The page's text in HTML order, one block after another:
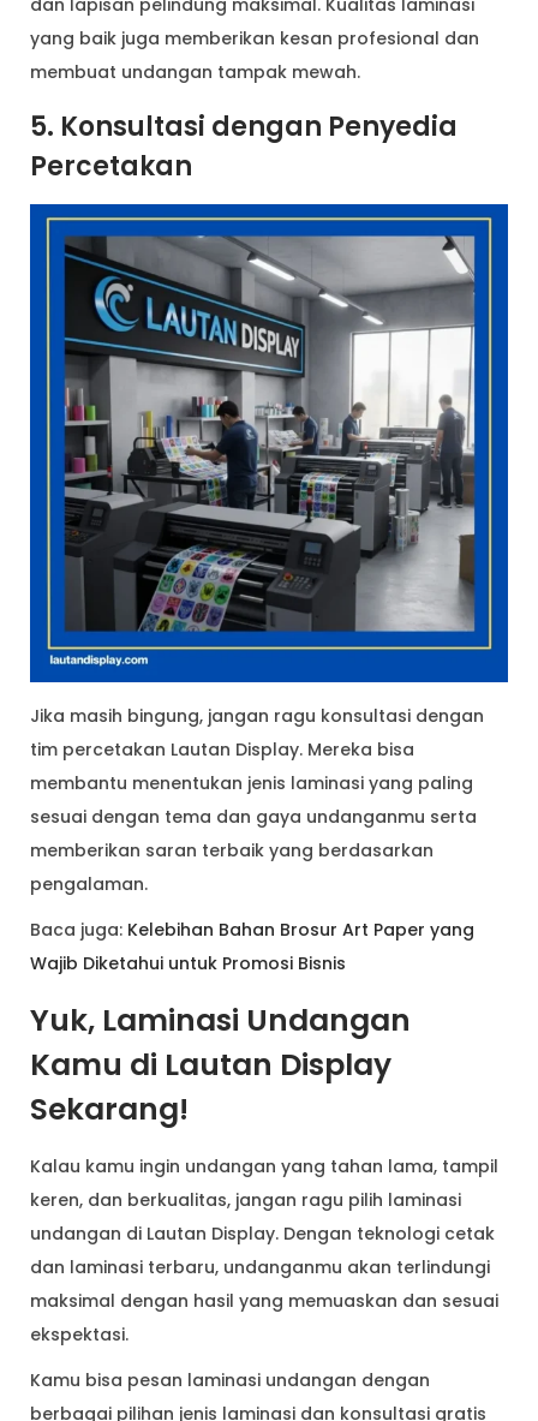
dan lapisan pelindung maksimal. Kualitas laminasi
yang baik juga memberikan kesan profesional dan
membuat undangan tampak mewah.
5. Konsultasi dengan Penyedia
Percetakan
Jika masih bingung, jangan ragu konsultasi dengan
tim percetakan Lautan Display. Mereka bisa
membantu menentukan jenis laminasi yang paling
sesuai dengan tema dan gaya undanganmu serta
memberikan saran terbaik yang berdasarkan
pengalaman.
Baca juga: Kelebihan Bahan Brosur Art Paper yang
Wajib Diketahui untuk Promosi Bisnis
Yuk, Laminasi Undangan
Kamu di Lautan Display
Sekarang!
Kalau kamu ingin undangan yang tahan lama, tampil
keren, dan berkualitas, jangan ragu pilih laminasi
undangan di Lautan Display. Dengan teknologi cetak
dan laminasi terbaru, undanganmu akan terlindungi
maksimal dengan hasil yang memuaskan dan sesuai
ekspektasi.
Kamu bisa pesan laminasi undangan dengan
berbagai pilihan jenis laminasi dan konsultasi gratis